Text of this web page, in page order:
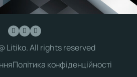
Litiko. All rights reserved
Політика конфіденційності